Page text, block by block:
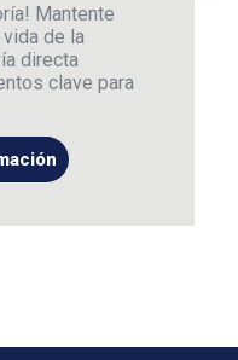
Mantente
de la
directa
clave para